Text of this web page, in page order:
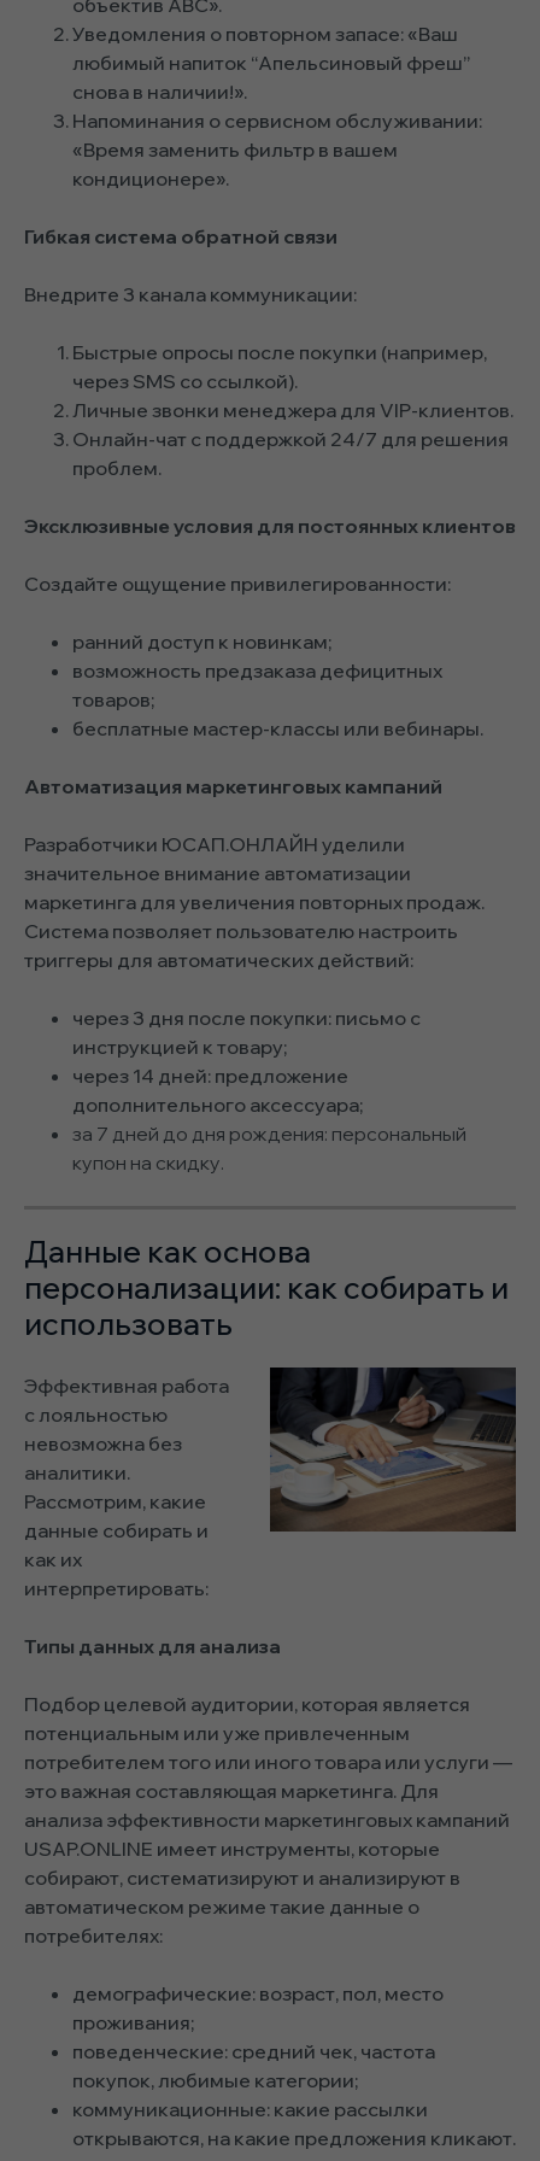
объектив ABC».
Уведомления о повторном запасе: «Ваш
любимый напиток “Апельсиновый фреш”
снова в наличии!».
Напоминания о сервисном обслуживании:
«Время заменить фильтр в вашем
кондиционере».
Гибкая система обратной связи
Внедрите 3 канала коммуникации:
Быстрые опросы после покупки (например,
через SMS со ссылкой).
Личные звонки менеджера для VIP-клиентов.
Онлайн-чат с поддержкой 24/7 для решения
проблем.
Эксклюзивные условия для постоянных клиентов
Создайте ощущение привилегированности:
ранний доступ к новинкам;
возможность предзаказа дефицитных
товаров;
бесплатные мастер-классы или вебинары.
Автоматизация маркетинговых кампаний
Разработчики ЮСАП.ОНЛАЙН уделили
значительное внимание автоматизации
маркетинга для увеличения повторных продаж.
Система позволяет пользователю настроить
триггеры для автоматических действий:
через 3 дня после покупки: письмо с
инструкцией к товару;
через 14 дней: предложение
дополнительного аксессуара;
за 7 дней до дня рождения: персональный
купон на скидку.
Данные как основа
персонализации: как собирать и
использовать
Эффективная работа
с лояльностью
невозможна без
аналитики.
Рассмотрим, какие
данные собирать и
как их
интерпретировать:
Типы данных для анализа
Подбор целевой аудитории, которая является
потенциальным или уже привлеченным
потребителем того или иного товара или услуги —
это важная составляющая маркетинга. Для
анализа эффективности маркетинговых кампаний
USAP.ONLINE имеет инструменты, которые
собирают, систематизируют и анализируют в
автоматическом режиме такие данные о
потребителях:
демографические: возраст, пол, место
проживания;
поведенческие: средний чек, частота
покупок, любимые категории;
коммуникационные: какие рассылки
открываются, на какие предложения кликают.